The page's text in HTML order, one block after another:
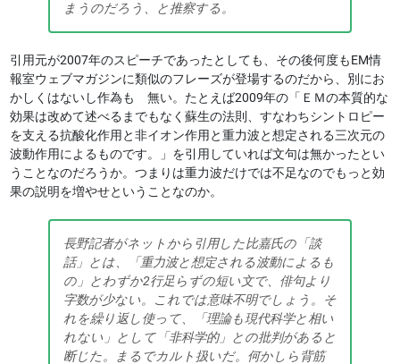
まうのだろう、と推察する。
引用元が2007年のスピーチであったとしても、その後何度もEM情
報室ウェブマガジンに類似のフレーズが登場するのだから、別にお
かしくはないし作為も 無い。たとえば2009年の「ＥＭの本質的な
効果は改めて述べるまでもなく蘇生の法則、すなわちシントロピー
を支える抗酸化作用と非イオン作用と重力波と想定される三次元の
波動作用によるものです。」を引用していれば文句は無かったとい
うことなのだろうか。つまりは重力波だけでは不足なのでもっと効
果の説明を増やせということなのか。
長野記者がネットから引用した比嘉氏の「談
話」とは、「重力波と想定される波動によるも
の」とわずか2行足らずの短い文で、俳句より
字数が少ない。これでは意味不明でしょう。そ
れを繰り返し使って、「理論も現代科学と相い
れない」として「非科学的」との批判があると
断じた。まるでカルト扱いだ。何かしら背筋